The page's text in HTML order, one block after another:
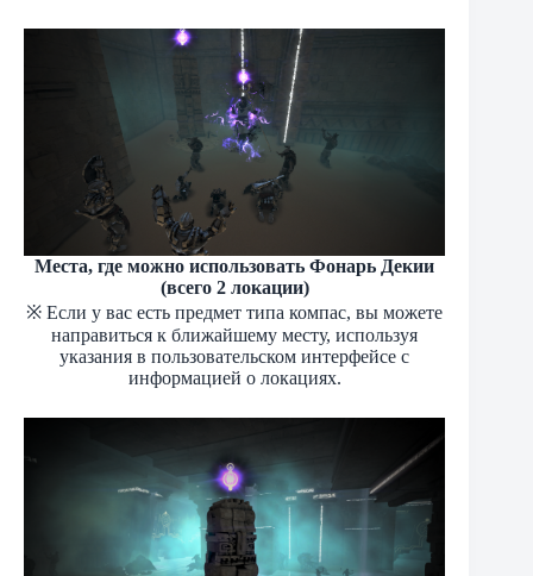
Места, где можно использовать Фонарь Декии
(всего 2 локации)
※ Если у вас есть предмет типа компас, вы можете
направиться к ближайшему месту, используя
указания в пользовательском интерфейсе с
информацией о локациях.